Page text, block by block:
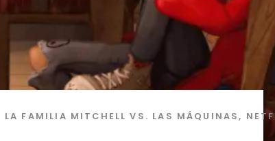
LA FAMILIA MITCHELL VS. LAS MÁQUINAS,